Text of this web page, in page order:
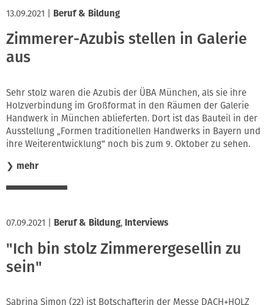
13.09.2021 Beruf & Bildung
Zimmerer-Azubis stellen in Galerie
aus
Sehr stolz waren die Azubis der ÜBA München, als sie ihre
Holzverbindung im Großformat in den Räumen der Galerie
Handwerk in München ablieferten. Dort ist das Bauteil in der
Ausstellung „Formen traditionellen Handwerks in Bayern und
ihre Weiterentwicklung“ noch bis zum 9. Oktober zu sehen.
❯ mehr
07.09.2021 Beruf & Bildung, Interviews
"Ich bin stolz Zimmerergesellin zu
sein"
Sabrina Simon (22) ist Botschafterin der Messe DACH+HOLZ